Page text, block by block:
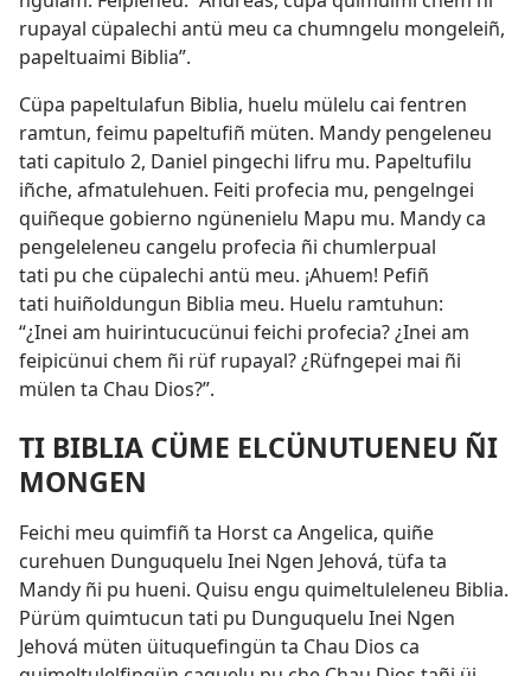
rupayal cüpalechi antü meu ca chumngelu mongeleiñ,
papeltuaimi Biblia”.
Cüpa papeltulafun Biblia, huelu mülelu cai fentren
ramtun, feimu papeltufiñ müten. Mandy pengeleneu
tati capitulo 2, Daniel pingechi lifru mu. Papeltufilu
iñche, afmatulehuen. Feiti profecia mu, pengelngei
quiñeque gobierno ngünenielu Mapu mu. Mandy ca
pengeleleneu cangelu profecia ñi chumlerpual
tati pu che cüpalechi antü meu. ¡Ahuem! Pefiñ
tati huiñoldungun Biblia meu. Huelu ramtuhun:
“¿Inei am huirintucucünui feichi profecia? ¿Inei am
feipicünui chem ñi rüf rupayal? ¿Rüfngepei mai ñi
mülen ta Chau Dios?”.
TI BIBLIA CÜME ELCÜNUTUENEU ÑI
MONGEN
Feichi meu quimfiñ ta Horst ca Angelica, quiñe
curehuen Dunguquelu Inei Ngen Jehová, tüfa ta
Mandy ñi pu hueni. Quisu engu quimeltuleleneu Biblia.
Pürüm quimtucun tati pu Dunguquelu Inei Ngen
Jehová müten üituquefingün ta Chau Dios ca